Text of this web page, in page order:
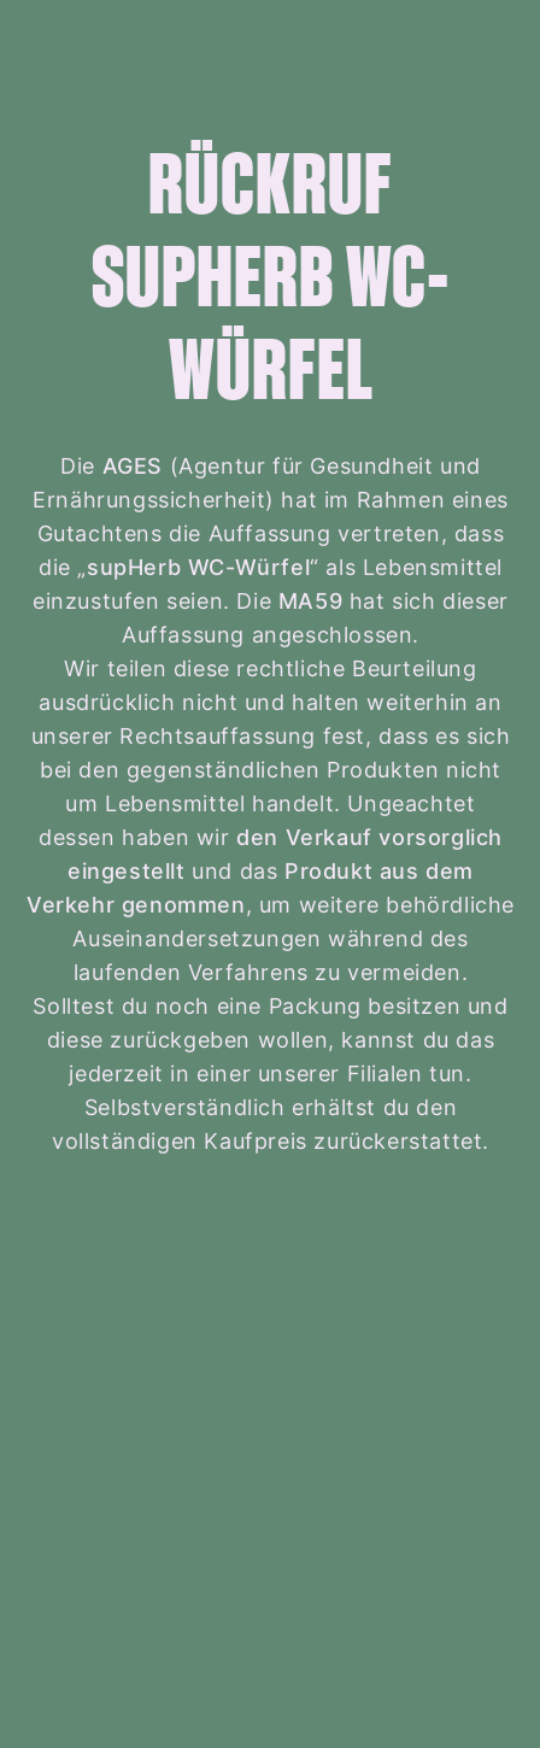
RÜCKRUF
SUPHERB WC-
WÜRFEL
Die AGES (Agentur für Gesundheit und
Ernährungssicherheit) hat im Rahmen eines
Gutachtens die Auffassung vertreten, dass
die „supHerb WC-Würfel“ als Lebensmittel
einzustufen seien. Die MA59 hat sich dieser
Auffassung angeschlossen.
Wir teilen diese rechtliche Beurteilung
ausdrücklich nicht und halten weiterhin an
unserer Rechtsauffassung fest, dass es sich
bei den gegenständlichen Produkten nicht
um Lebensmittel handelt. Ungeachtet
dessen haben wir den Verkauf vorsorglich
eingestellt und das Produkt aus dem
Verkehr genommen, um weitere behördliche
Auseinandersetzungen während des
laufenden Verfahrens zu vermeiden.
Solltest du noch eine Packung besitzen und
diese zurückgeben wollen, kannst du das
jederzeit in einer unserer Filialen tun.
Selbstverständlich erhältst du den
vollständigen Kaufpreis zurückerstattet.